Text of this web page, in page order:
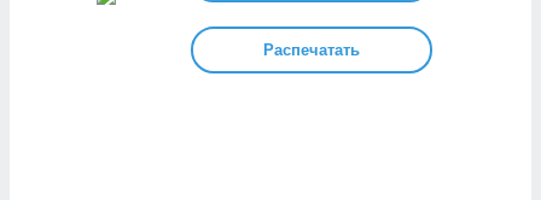
Распечатать